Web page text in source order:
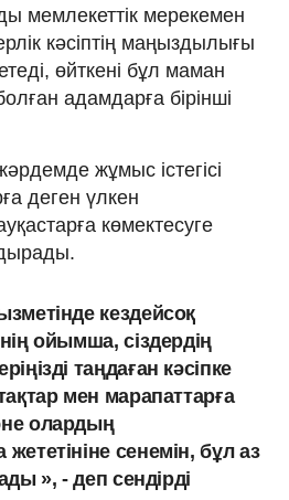
мемлекеттік мерекемен
кәсіптің маңыздылығы
өйткені бұл маман
адамдарға бірінші
жұмыс істегісі
деген үлкен
көмектесуге
кездейсоқ
ойымша, сіздердің
таңдаған кәсіпке
мен марапаттарға
олардың
сенемін, бұл аз
», - деп сендірді